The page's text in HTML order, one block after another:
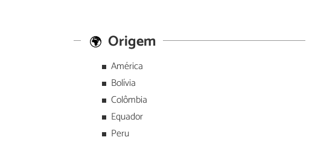
Origem
América
Bolívia
Colômbia
Equador
Peru